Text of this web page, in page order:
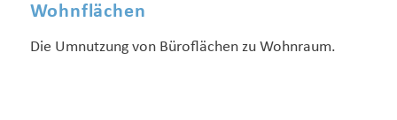
Wohnflächen
Die Umnutzung von Büroflächen zu Wohnraum.